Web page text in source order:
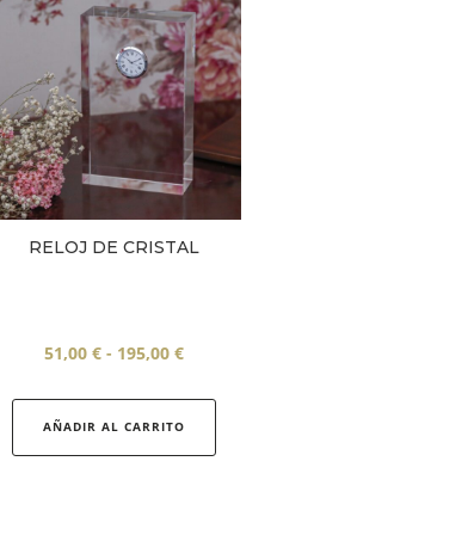
RELOJ DE CRISTAL
51,00 € - 195,00 €Rango
AÑADIR AL CARRITO